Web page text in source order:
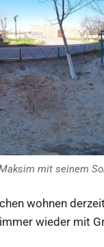
mit seinem
wohnen
wieder mit